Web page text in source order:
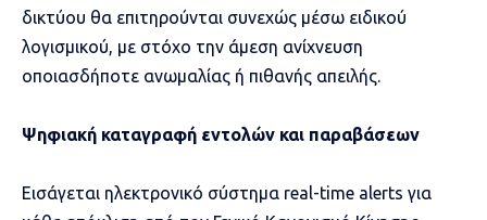
δικτύου θα επιτηρούνται συνεχώς μέσω ειδικού
λογισμικού, με στόχο την άμεση ανίχνευση
οποιασδήποτε ανωμαλίας ή πιθανής απειλής.
Ψηφιακή καταγραφή εντολών και παραβάσεων
Εισάγεται ηλεκτρονικό σύστημα real-time alerts για